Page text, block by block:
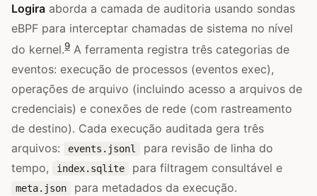
Logira aborda a camada de auditoria usando sondas
eBPF para interceptar chamadas de sistema no nível
do kernel.9 A ferramenta registra três categorias de
eventos: execução de processos (eventos exec),
operações de arquivo (incluindo acesso a arquivos de
credenciais) e conexões de rede (com rastreamento
de destino). Cada execução auditada gera três
arquivos:
events.jsonl
para revisão de linha do
tempo,
index.sqlite para filtragem consultável e
meta.json para metadados da execução.